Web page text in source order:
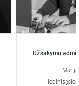
Užsakymų
Marija